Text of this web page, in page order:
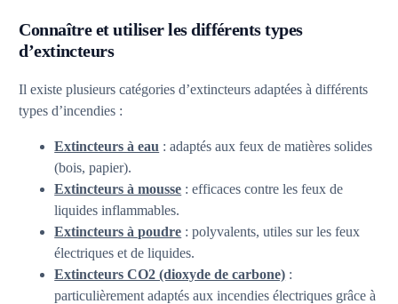
Connaître et utiliser les différents types
d’extincteurs
Il existe plusieurs catégories d’extincteurs adaptées à différents
types d’incendies :
Extincteurs à eau : adaptés aux feux de matières solides
(bois, papier).
Extincteurs à mousse : efficaces contre les feux de
liquides inflammables.
Extincteurs à poudre : polyvalents, utiles sur les feux
électriques et de liquides.
Extincteurs CO2 (dioxyde de carbone) :
particulièrement adaptés aux incendies électriques grâce à